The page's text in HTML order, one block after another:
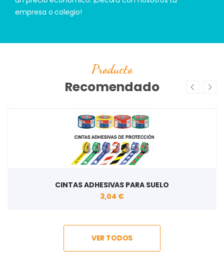
empresa o colegio!
Producto
Recomendado
CINTAS ADHESIVAS PARA SUELO
3,04 €
VER TODOS